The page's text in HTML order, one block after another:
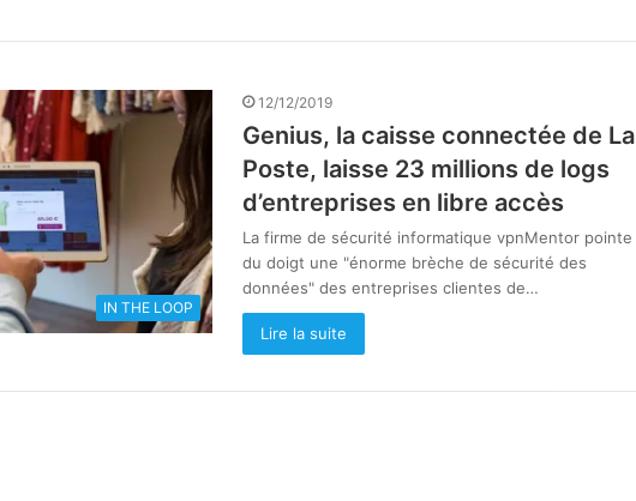
IN THE LOOP
12/12/2019
Genius, la caisse connectée de La
Poste, laisse 23 millions de logs
d’entreprises en libre accès
La firme de sécurité informatique vpnMentor pointe
du doigt une "énorme brèche de sécurité des
données" des entreprises clientes de…
Lire la suite